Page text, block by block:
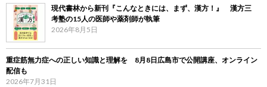
現代書林から新刊『こんなときには、まず、漢方！』 漢方三
考塾の15人の医師や薬剤師が執筆
2026年8月5日
重症筋無力症への正しい知識と理解を 8月8日広島市で公開講座、オンライン
配信も
2026年7月31日